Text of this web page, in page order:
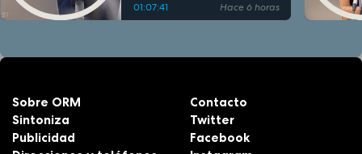
01:07:41
Hace 6 horas
Sobre ORM
Sintoniza
Publicidad
Contacto
Twitter
Facebook